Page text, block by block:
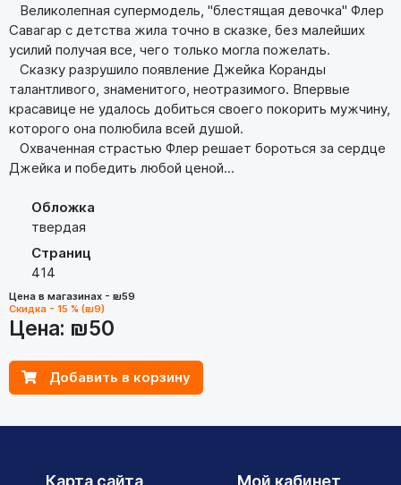
Великолепная супермодель, "блестящая девочка" Флер
Савагар с детства жила точно в сказке, без малейших
усилий получая все, чего только могла пожелать.
Сказку разрушило появление Джейка Коранды
талантливого, знаменитого, неотразимого. Впервые
красавице не удалось добиться своего покорить мужчину,
которого она полюбила всей душой.
Охваченная страстью Флер решает бороться за сердце
Джейка и победить любой ценой...
Обложка
твердая
Страниц
414
Цена в магазинах - ₪59
Скидка - 15 % (₪9)
Цена: ₪50
Добавить в корзину
Карта сайта Мой кабинет